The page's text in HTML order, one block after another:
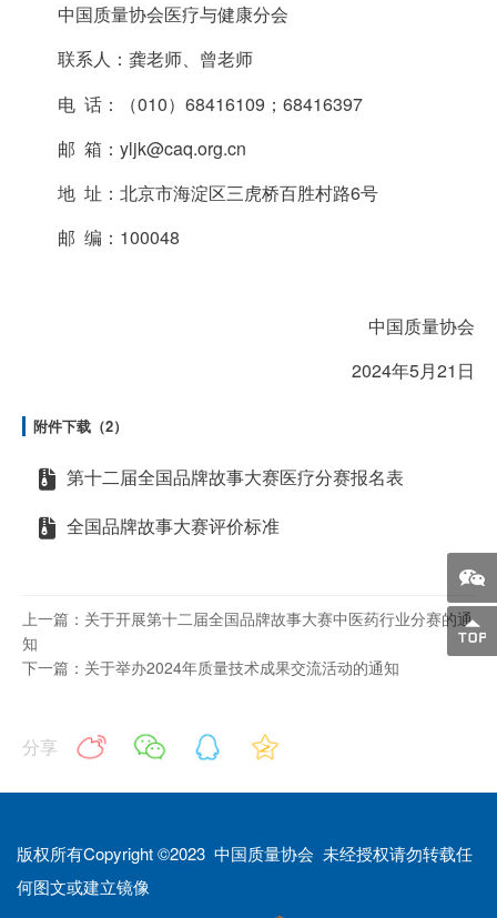
中国质量协会医疗与健康分会
联系人：龚老师、曾老师
电 话：（010）68416109；68416397
邮 箱：yljk@caq.org.cn
地 址：北京市海淀区三虎桥百胜村路6号
邮 编：100048
中国质量协会
2024年5月21日
附件下载（2）
第十二届全国品牌故事大赛医疗分赛报名表
全国品牌故事大赛评价标准
上一篇：关于开展第十二届全国品牌故事大赛中医药行业分赛的通
知
下一篇：关于举办2024年质量技术成果交流活动的通知
分享
版权所有Copyright ©2023 中国质量协会 未经授权请勿转载任
何图文或建立镜像